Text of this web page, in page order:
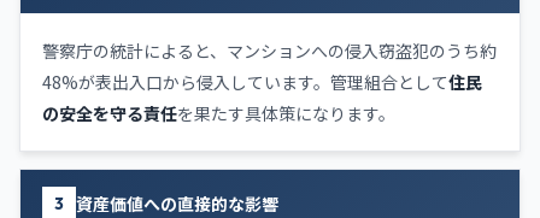
警察庁の統計によると、マンションへの侵入窃盗犯のうち約
48%が表出入口から侵入しています。管理組合として住民
の安全を守る責任を果たす具体策になります。
3 資産価値への直接的な影響